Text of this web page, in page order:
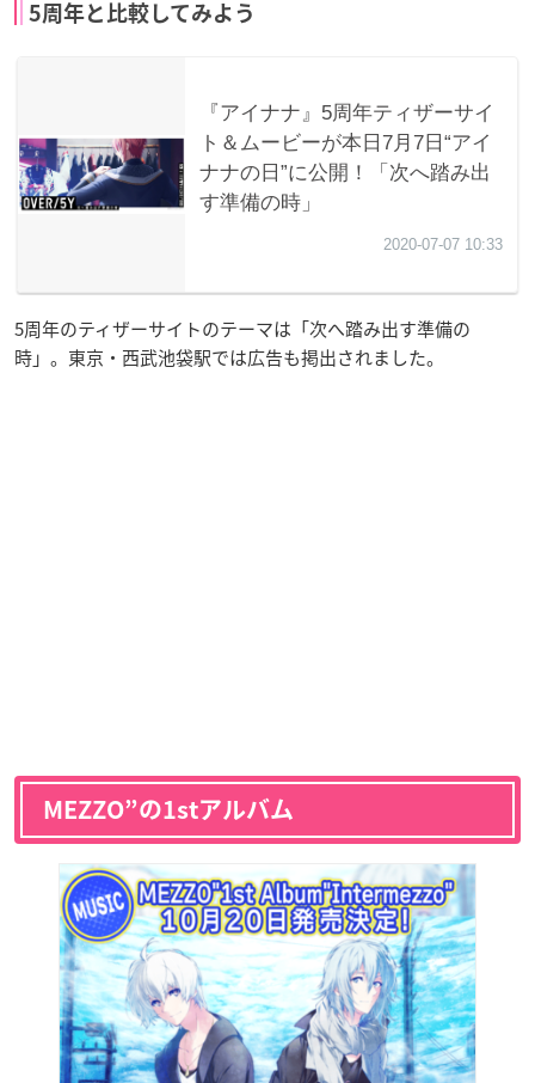
5周年と比較してみよう
5周年のティザーサイトのテーマは「次へ踏み出す準備の
時」。東京・西武池袋駅では広告も掲出されました。
MEZZO”の1stアルバム